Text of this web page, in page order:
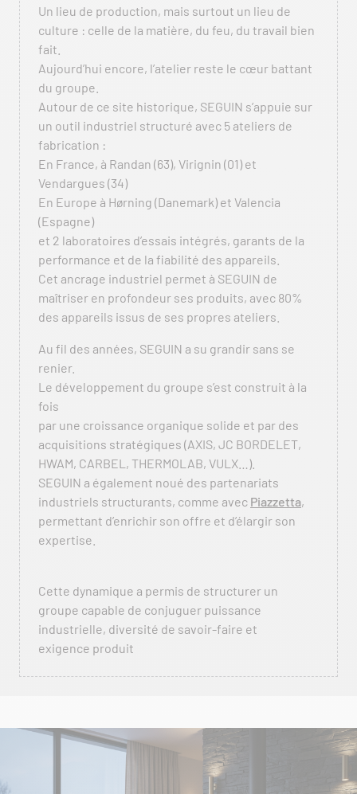
Un lieu de production, mais surtout un lieu de
culture : celle de la matière, du feu, du travail bien
fait.
Aujourd’hui encore, l’atelier reste le cœur battant
du groupe.
Autour de ce site historique, SEGUIN s’appuie sur
un outil industriel structuré avec 5 ateliers de
fabrication :
En France, à Randan (63), Virignin (01) et
Vendargues (34)
En Europe à Hørning (Danemark) et Valencia
(Espagne)
et 2 laboratoires d’essais intégrés, garants de la
performance et de la fiabilité des appareils.
Cet ancrage industriel permet à SEGUIN de
maîtriser en profondeur ses produits, avec 80%
des appareils issus de ses propres ateliers.
Au fil des années, SEGUIN a su grandir sans se
renier.
Le développement du groupe s’est construit à la
fois
par une croissance organique solide et par des
acquisitions stratégiques (AXIS, JC BORDELET,
HWAM, CARBEL, THERMOLAB, VULX…).
SEGUIN a également noué des partenariats
industriels structurants, comme avec Piazzetta,
permettant d’enrichir son offre et d’élargir son
expertise.
Cette dynamique a permis de structurer un
groupe capable de conjuguer puissance
industrielle, diversité de savoir-faire et
exigence produit